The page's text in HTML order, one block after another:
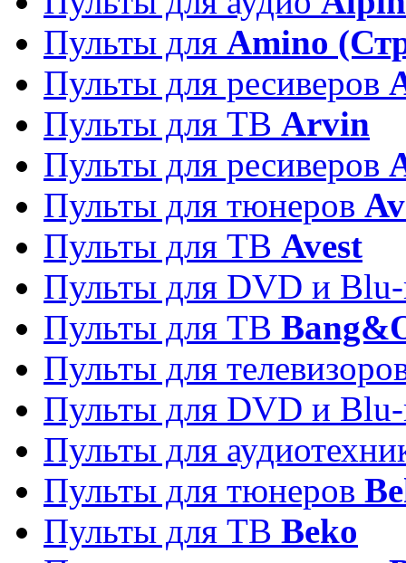
Пульты для Amino
Пульты для ресиверов
Пульты для ТВ Arvin
Пульты для ресиверов
Пульты для тюнеров
Пульты для ТВ Avest
Пульты для DVD и
Пульты для ТВ
Пульты для
Пульты для DVD и
Пульты для
Пульты для тюнеров
Пульты для ТВ Beko